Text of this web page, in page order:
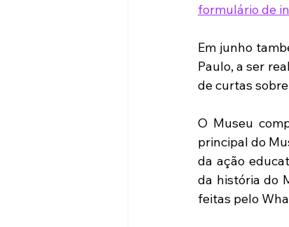
formulário de
Em junho
Paulo, a ser
de curtas
O Museu
principal do
da ação
da história do
feitas pelo